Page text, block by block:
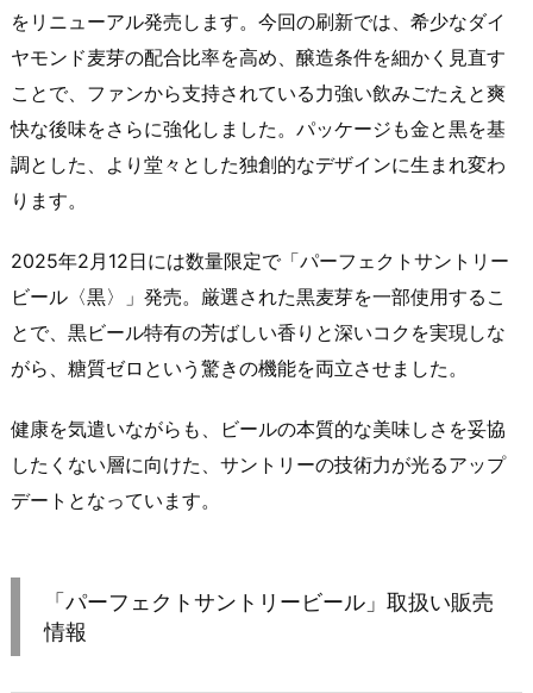
をリニューアル発売します。今回の刷新では、希少なダイ
ヤモンド麦芽の配合比率を高め、醸造条件を細かく見直す
ことで、ファンから支持されている力強い飲みごたえと爽
快な後味をさらに強化しました。パッケージも金と黒を基
調とした、より堂々とした独創的なデザインに生まれ変わ
ります。
2025年2月12日には数量限定で「パーフェクトサントリー
ビール〈黒〉」発売。厳選された黒麦芽を一部使用するこ
とで、黒ビール特有の芳ばしい香りと深いコクを実現しな
がら、糖質ゼロという驚きの機能を両立させました。
健康を気遣いながらも、ビールの本質的な美味しさを妥協
したくない層に向けた、サントリーの技術力が光るアップ
デートとなっています。
「パーフェクトサントリービール」取扱い販売
情報